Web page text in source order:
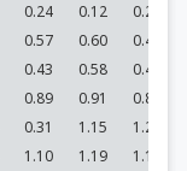
0.24 0.12 0.25
0.57 0.60 0.49
0.43 0.58 0.47
0.89 0.91 0.80
0.31 1.15 1.28
1.10 1.19 1.13